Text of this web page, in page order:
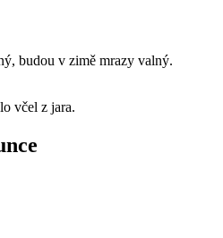
budou v zimě mrazy valný.
včel z jara.